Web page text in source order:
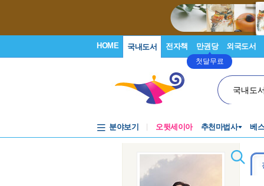
HOME 국내도서 전자책 만권당
첫달무료
외국도서
국내도
분야보기 오뒷세이아 추천마법사 베